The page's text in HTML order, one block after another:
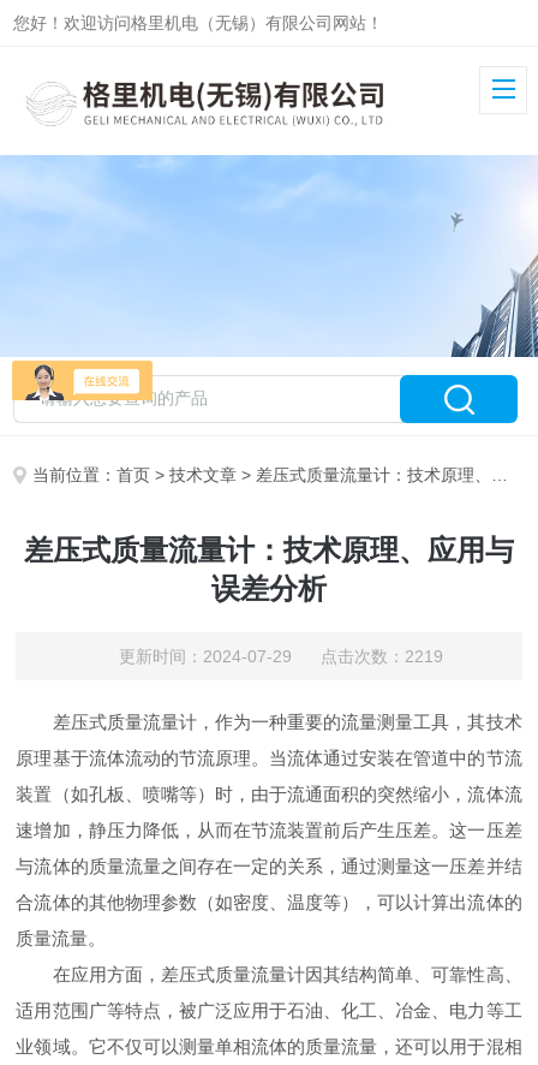
您好！欢迎访问格里机电（无锡）有限公司网站！
当前位置：首页 >技术文章 > 差压式质量流量计：技术原理、应用与误差分析
差压式质量流量计：技术原理、应用与
误差分析
更新时间：2024-07-29 点击次数：2219
差压式质量流量计，作为一种重要的流量测量工具，其技术
原理基于流体流动的节流原理。当流体通过安装在管道中的节流
装置（如孔板、喷嘴等）时，由于流通面积的突然缩小，流体流
速增加，静压力降低，从而在节流装置前后产生压差。这一压差
与流体的质量流量之间存在一定的关系，通过测量这一压差并结
合流体的其他物理参数（如密度、温度等），可以计算出流体的
质量流量。
在应用方面，差压式质量流量计因其结构简单、可靠性高、
适用范围广等特点，被广泛应用于石油、化工、冶金、电力等工
业领域。它不仅可以测量单相流体的质量流量，还可以用于混相